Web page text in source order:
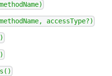
accessType?)